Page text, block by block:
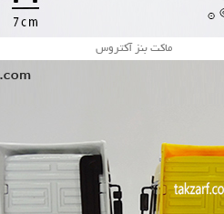
ماکت بنز آکتروس